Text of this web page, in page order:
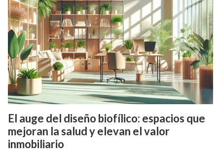
El auge del diseño biofílico: espacios que
mejoran la salud y elevan el valor
inmobiliario